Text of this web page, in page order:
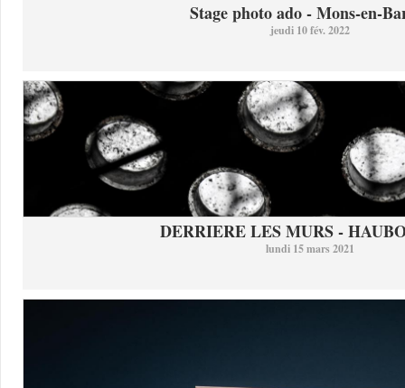
Stage photo ado - Mons-en-
jeudi 10 fév. 2022
DERRIERE LES MURS -
lundi 15 mars 2021